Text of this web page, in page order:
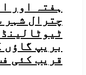
ہفتہ اور
چترال شہر
بریپ
قریب کئی